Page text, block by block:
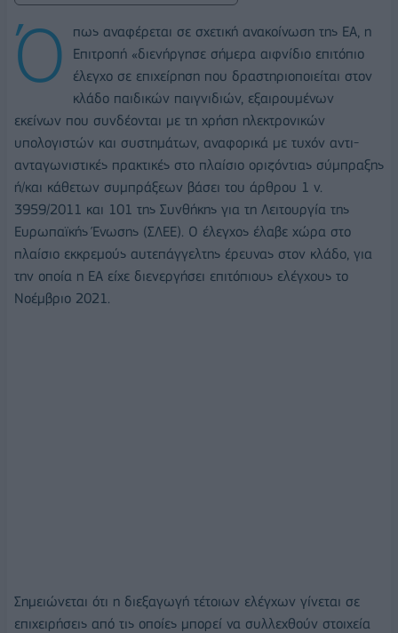
Ό
πως αναφέρεται σε σχετική ανακοίνωση της ΕΑ, η
Επιτροπή «διενήργησε σήμερα αιφνίδιο επιτόπιο
έλεγχο σε επιχείρηση που δραστηριοποιείται στον
κλάδο παιδικών παιγνιδιών, εξαιρουμένων
εκείνων που συνδέονται με τη χρήση ηλεκτρονικών
υπολογιστών και συστημάτων, αναφορικά με τυχόν αντι-
ανταγωνιστικές πρακτικές στο πλαίσιο οριζόντιας σύμπραξης
ή/και κάθετων συμπράξεων βάσει του άρθρου 1 ν.
3959/2011 και 101 της Συνθήκης για τη Λειτουργία της
Ευρωπαϊκής Ένωσης (ΣΛΕΕ). Ο έλεγχος έλαβε χώρα στο
πλαίσιο εκκρεμούς αυτεπάγγελτης έρευνας στον κλάδο, για
την οποία η ΕΑ είχε διενεργήσει επιτόπιους ελέγχους το
Νοέμβριο 2021.
Σημειώνεται ότι η διεξαγωγή τέτοιων ελέγχων γίνεται σε
επιχειρήσεις από τις οποίες μπορεί να συλλεχθούν στοιχεία